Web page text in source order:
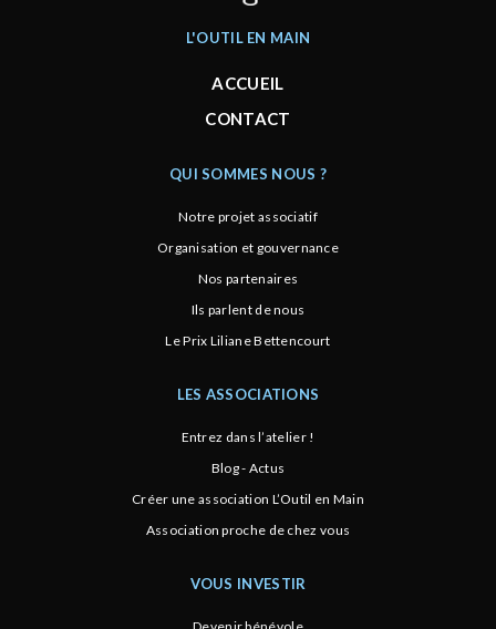
L'OUTIL EN MAIN
ACCUEIL
CONTACT
QUI SOMMES NOUS ?
Notre projet associatif
Organisation et gouvernance
Nos partenaires
Ils parlent de nous
Le Prix Liliane Bettencourt
LES ASSOCIATIONS
Entrez dans l’atelier !
Blog - Actus
Créer une association L’Outil en Main
Association proche de chez vous
VOUS INVESTIR